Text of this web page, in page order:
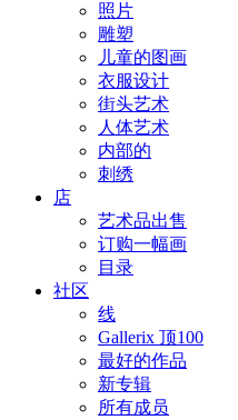
照片
雕塑
儿童的图画
衣服设计
街头艺术
人体艺术
内部的
刺绣
店
艺术品出售
订购一幅画
目录
社区
线
Gallerix 顶100
最好的作品
新专辑
所有成员